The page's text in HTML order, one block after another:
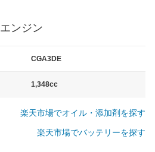
エンジン
CGA3DE
1,348cc
楽天市場でオイル・添加剤を探す
楽天市場でバッテリーを探す